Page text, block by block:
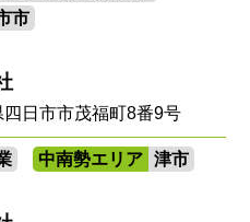
市
日市市茂福町8番9号
中南勢エリア 津市